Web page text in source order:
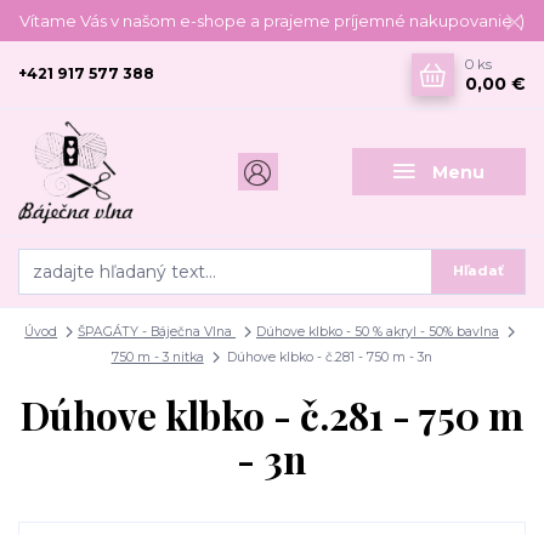
Vítame Vás v našom e-shope a prajeme príjemné nakupovanie :)
Menu
Hľadať
+421 917 577 388
0 ks
0,00 €
Úvod ŠPAGÁTY - Báječna Vlna
Dúhove klbko - 50 % akryl - 50% bavlna
750 m - 3 nitka
Dúhove klbko - č.281 - 750 m - 3n
Dúhove klbko - č.281 - 750 m
- 3n